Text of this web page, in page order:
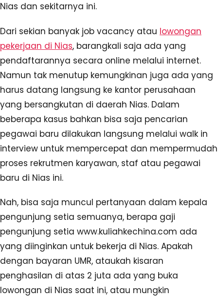
Nias dan sekitarnya ini.
Dari sekian banyak job vacancy atau lowongan
pekerjaan di Nias, barangkali saja ada yang
pendaftarannya secara online melalui internet.
Namun tak menutup kemungkinan juga ada yang
harus datang langsung ke kantor perusahaan
yang bersangkutan di daerah Nias. Dalam
beberapa kasus bahkan bisa saja pencarian
pegawai baru dilakukan langsung melalui walk in
interview untuk mempercepat dan mempermudah
proses rekrutmen karyawan, staf atau pegawai
baru di Nias ini.
Nah, bisa saja muncul pertanyaan dalam kepala
pengunjung setia semuanya, berapa gaji
pengunjung setia www.kuliahkechina.com ada
yang diinginkan untuk bekerja di Nias. Apakah
dengan bayaran UMR, ataukah kisaran
penghasilan di atas 2 juta ada yang buka
lowongan di Nias saat ini, atau mungkin